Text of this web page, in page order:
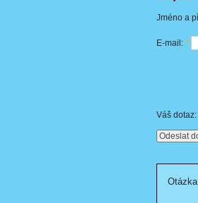
Jméno a
E-mail: *
Váš dotaz: